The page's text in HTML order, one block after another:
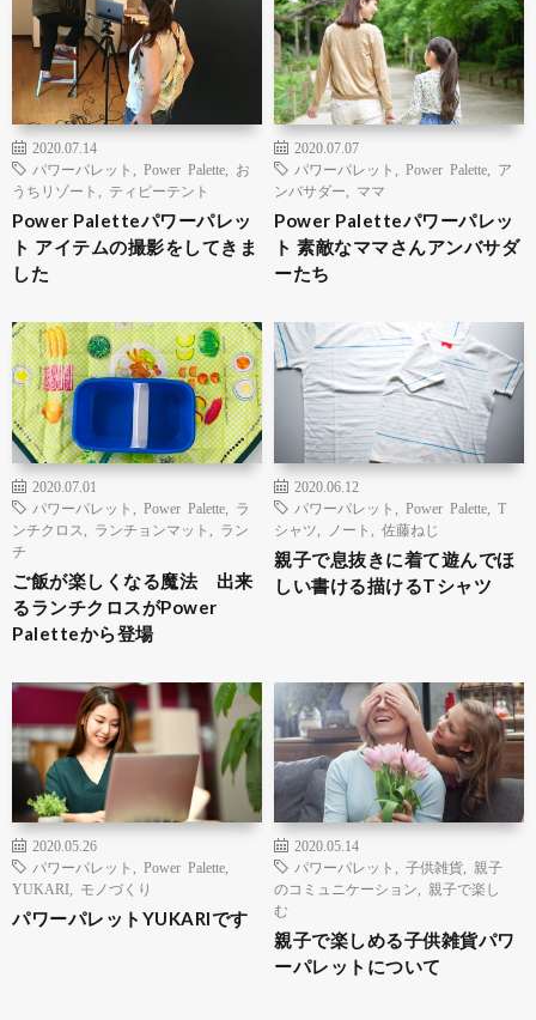
2020.07.14
パワーパレット
Power Palette
お
うちリゾート
ティピーテント
Power Paletteパワーパレッ
ト アイテムの撮影をしてきま
した
2020.07.07
パワーパレット
Power Palette
ア
ンバサダー
ママ
Power Paletteパワーパレッ
ト 素敵なママさんアンバサダ
ーたち
2020.07.01
パワーパレット
Power Palette
ラ
ンチクロス
ランチョンマット
ラン
チ
ご飯が楽しくなる魔法 出来
るランチクロスがPower
Paletteから登場
2020.06.12
パワーパレット
Power Palette
T
シャツ
ノート 佐藤ねじ
親子で息抜きに着て遊んでほ
しい書ける描けるTシャツ
2020.05.26
パワーパレット
Power Palette
YUKARI
モノづくり
パワーパレットYUKARIです
2020.05.14
パワーパレット
子供雑貨
親子
のコミュニケーション
親子で楽し
む
親子で楽しめる子供雑貨パワ
ーパレットについて